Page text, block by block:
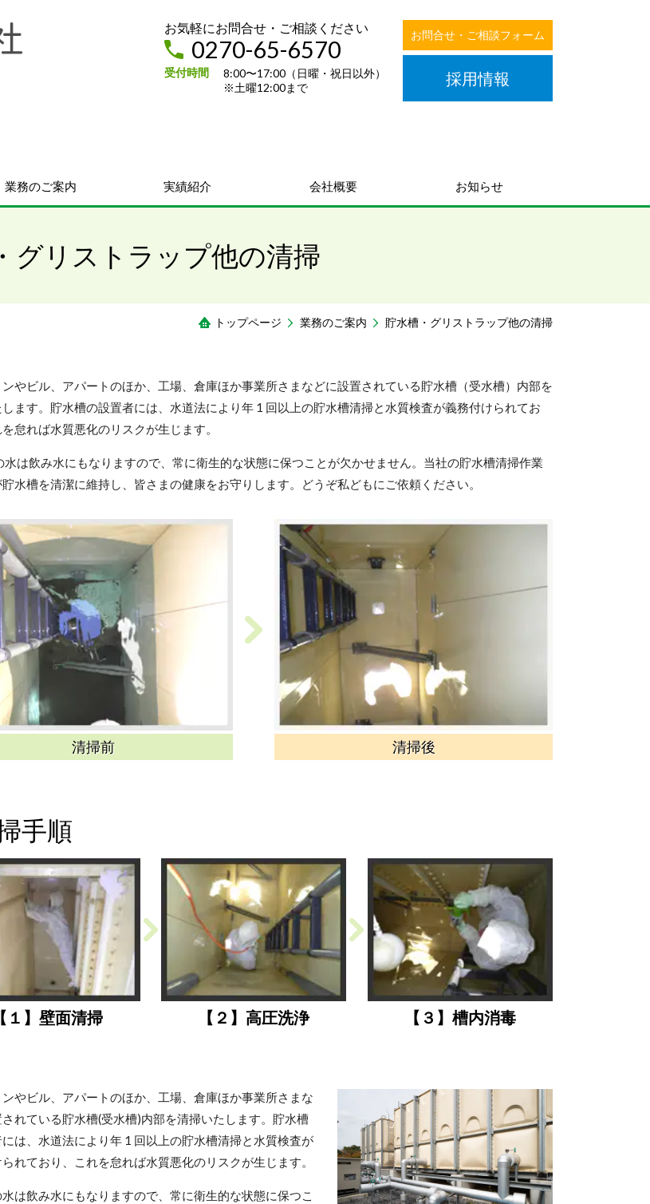
お気軽にお問合せ・ご相談ください
0270-65-6570
受付時間
8:00〜17:00（日曜・祝日以外）
※土曜12:00まで
お問合せ・ご相談フォーム
採用情報
業務のご案内 実績紹介 会社概要 お知らせ
グリストラップ他の清掃
トップページ 業務のご案内 貯水槽・グリストラップ他の清掃
やビル、アパートのほか、工場、倉庫ほか事業所さまなどに設置されている貯水槽（受水槽）内部を
ます。貯水槽の設置者には、水道法により年 1 回以上の貯水槽清掃と水質検査が義務付けられてお
怠れば水質悪化のリスクが生じます。
水は飲み水にもなりますので、常に衛生的な状態に保つことが欠かせません。当社の貯水槽清掃作業
水槽を清潔に維持し、皆さまの健康をお守りします。どうぞ私どもにご依頼ください。
清掃前 清掃後
手順
【１】壁面清掃 【２】高圧洗浄 【３】槽内消毒
やビル、アパートのほか、工場、倉庫ほか事業所さまな
されている貯水槽(受水槽)内部を清掃いたします。貯水槽
は、水道法により年 1 回以上の貯水槽清掃と水質検査が
れており、これを怠れば水質悪化のリスクが生じます。
は飲み水にもなりますので、常に衛生的な状態に保つこ